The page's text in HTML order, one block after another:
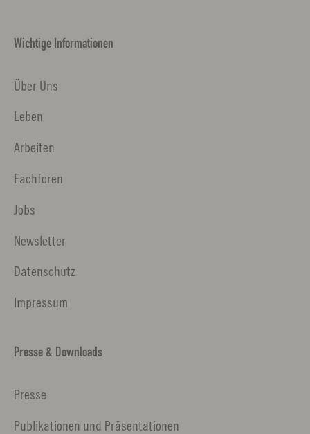
Wichtige Informationen
Über Uns
Leben
Arbeiten
Fachforen
Jobs
Newsletter
Datenschutz
Impressum
Presse & Downloads
Presse
Publikationen und Präsentationen